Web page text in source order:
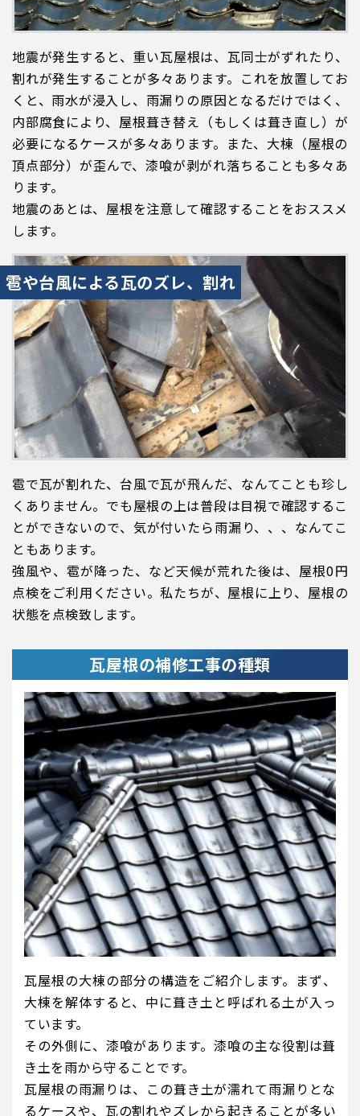
地震が発生すると、重い瓦屋根は、瓦同士がずれたり、
割れが発生することが多々あります。これを放置してお
くと、雨水が浸入し、雨漏りの原因となるだけではく、
内部腐食により、屋根葺き替え（もしくは葺き直し）が
必要になるケースが多々あります。また、大棟（屋根の
頂点部分）が歪んで、漆喰が剥がれ落ちることも多々あ
ります。
地震のあとは、屋根を注意して確認することをおススメ
します。
雹や台風による瓦のズレ、割れ
雹で瓦が割れた、台風で瓦が飛んだ、なんてことも珍し
くありません。でも屋根の上は普段は目視で確認するこ
とができないので、気が付いたら雨漏り、、、なんてこ
ともあります。
強風や、雹が降った、など天候が荒れた後は、屋根0円
点検をご利用ください。私たちが、屋根に上り、屋根の
状態を点検致します。
瓦屋根の補修工事の種類
瓦屋根の大棟の部分の構造をご紹介します。まず、
大棟を解体すると、中に葺き土と呼ばれる土が入っ
ています。
その外側に、漆喰があります。漆喰の主な役割は葺
き土を雨から守ることです。
瓦屋根の雨漏りは、この葺き土が濡れて雨漏りとな
るケースや、瓦の割れやズレから起きることが多い